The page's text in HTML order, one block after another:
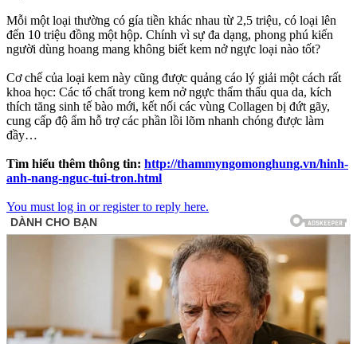
Mỗi một loại thường có gía tiền khác nhau từ 2,5 triệu, có loại lên
đến 10 triệu đồng một hộp. Chính vì sự đa dạng, phong phú kiến
người dùng hoang mang không biết kem nở ngực loại nào tốt?
Cơ chế của loại kem này cũng được quảng cáo lý giải một cách rất
khoa học: Các tố chất trong kem nở ngực thẩm thấu qua da, kích
thích tăng sinh tế bào mới, kết nối các vùng Collagen bị đứt gãy,
cung cấp độ ẩm hỗ trợ các phần lồi lõm nhanh chóng được làm
đầy…
Tìm hiểu thêm thông tin: http://thammyngomonghung.vn/hinh-
anh-nang-nguc-tui-tron.html
You must log in or register to reply here.